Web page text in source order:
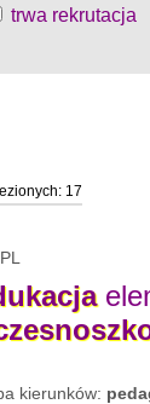
trwa rekrutacja
17
PL
kierunków: